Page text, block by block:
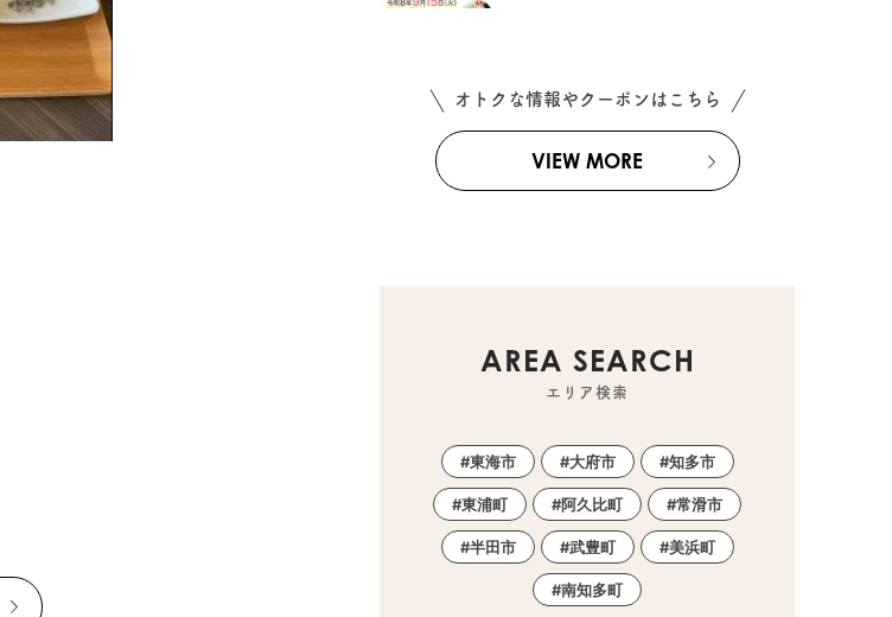
オトクな情報やクーポンはこちら
VIEW MORE
AREA SEARCH
エリア検索
東海市 大府市 知多市
東浦町 阿久比町 常滑市
半田市 武豊町 美浜町
南知多町